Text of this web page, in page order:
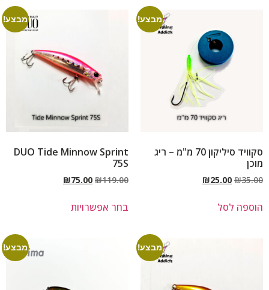
מבצע!
סקוויד סיליקון 70 מ"מ – ריג
מוכן
₪35.00
₪25.00
הוספה לסל
מבצע!
DUO Tide Minnow Sprint
75S
₪119.00
₪75.00
בחר אפשרויות
מבצע! מבצע!